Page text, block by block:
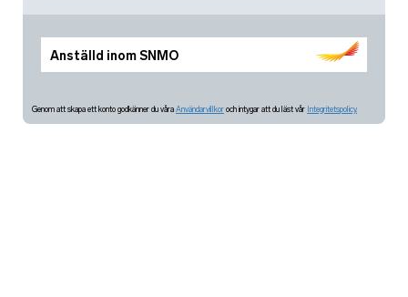
Anställd inom SNMO
Genom att skapa ett konto godkänner du våra Användarvillkor och intygar att du läst vår Integritetspolicy.